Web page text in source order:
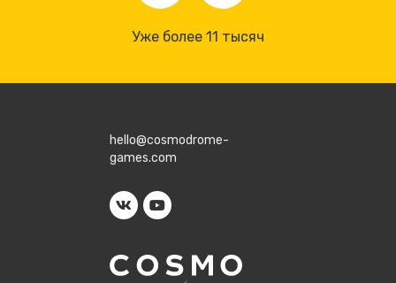
Уже более 11 тысяч
hello@cosmodrome-
games.com